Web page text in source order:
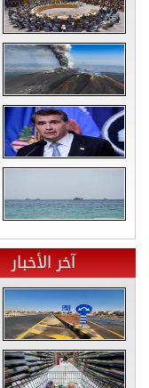
آخر الأخبار